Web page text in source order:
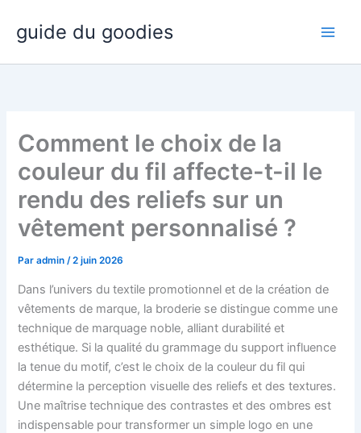
contenu
guide du goodies
Comment le choix de la
couleur du fil affecte-t-il le
rendu des reliefs sur un
vêtement personnalisé ?
Paradmin/2 juin 2026
Dans l’univers du textile promotionnel et de la création de
vêtements de marque, la broderie se distingue comme une
technique de marquage noble, alliant durabilité et
esthétique. Si la qualité du grammage du support influence
la tenue du motif, c’est le choix de la couleur du fil qui
détermine la perception visuelle des reliefs et des textures.
Une maîtrise technique des contrastes et des ombres est
indispensable pour transformer un simple logo en une